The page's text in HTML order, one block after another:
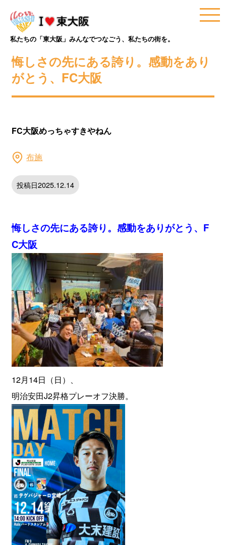
私たちの「東大阪」みんなでつなごう、私たちの街を。
悔しさの先にある誇り。感動をあり
がとう、FC大阪
FC大阪めっちゃすきやねん
布施
投稿日2025.12.14
悔しさの先にある誇り。感動をありがとう、F
C大阪
12月14日（日）、
明治安田J2昇格プレーオフ決勝。